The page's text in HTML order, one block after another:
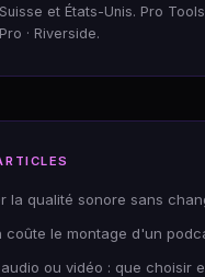
Suisse et États-Unis. Pro
Pro · Riverside.
la qualité sonore sans
coûte le montage d'un
ou vidéo : que choisir